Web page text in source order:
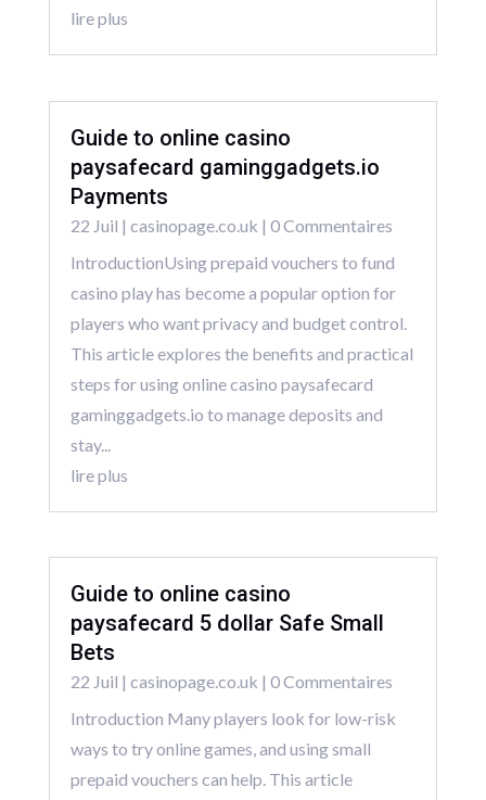
lire plus
Guide to online casino
paysafecard gaminggadgets.io
Payments
22 Juil | casinopage.co.uk | 0 Commentaires
IntroductionUsing prepaid vouchers to fund
casino play has become a popular option for
players who want privacy and budget control.
This article explores the benefits and practical
steps for using online casino paysafecard
gaminggadgets.io to manage deposits and
stay...
lire plus
Guide to online casino
paysafecard 5 dollar Safe Small
Bets
22 Juil | casinopage.co.uk | 0 Commentaires
Introduction Many players look for low-risk
ways to try online games, and using small
prepaid vouchers can help. This article